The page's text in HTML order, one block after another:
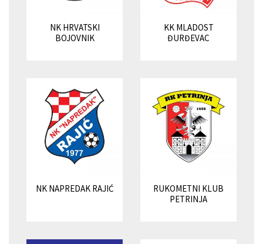
NK HRVATSKI
BOJOVNIK
KK MLADOST
ĐURĐEVAC
NK NAPREDAK RAJIĆ
RUKOMETNI KLUB
PETRINJA